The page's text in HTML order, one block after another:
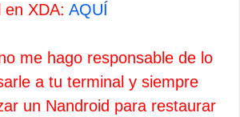
en XDA: AQUÍ
me hago responsable de lo
a tu terminal y siempre
un Nandroid para restaurar